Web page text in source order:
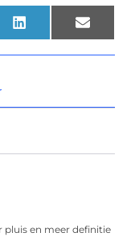
LinkedIn Email
en meer definitie